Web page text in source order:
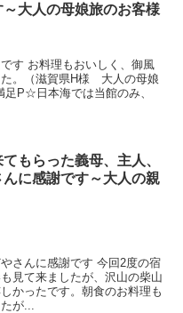
～大人の母娘旅のお客様
す お料理もおいしく、御風
。（滋賀県H様 大人の母娘
P☆日本海では当館のみ、
もらった義母、主人、
んに感謝です～大人の親
さんに感謝です 今回2度の宿
見て来ましたが、沢山の柴山
かったです。朝食のお料理も
が...